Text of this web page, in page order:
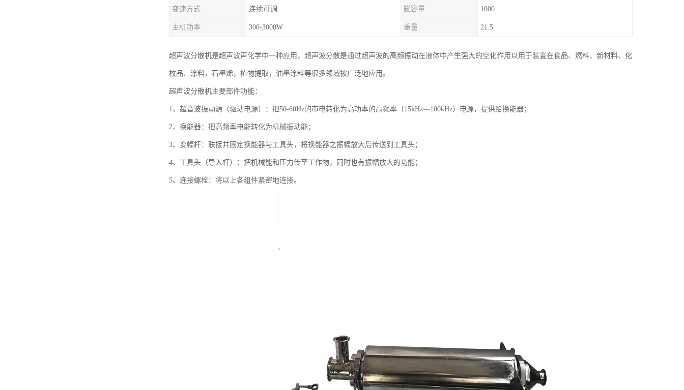
变速方式 连续可调 罐容量 1000
主机功率 300-3000W 重量 21.5
超声波分散机是超声波声化学中一种应用，超声波分散是通过超声波的高频振动在液体中产生强大的空化作用以用于装置在食品、燃料、新材料、化
枚品、涂料，石墨烯，植物提取，油墨涂料等很多领域被广泛地应用。
超声波分散机主要部件功能：
1、超音波振动源（驱动电源）：把50-60Hz的市电转化为高功率的高频率（15kHz—100kHz）电源，提供给换能器；
2、换能器：把高频率电能转化为机械振动能；
3、变幅杆：联接并固定换能器与工具头，将换能器之振幅放大后传送到工具头；
4、工具头（导入杆）：把机械能和压力传至工作物，同时也有振幅放大的功能；
5、连接螺栓：将以上各组件紧密地连接。